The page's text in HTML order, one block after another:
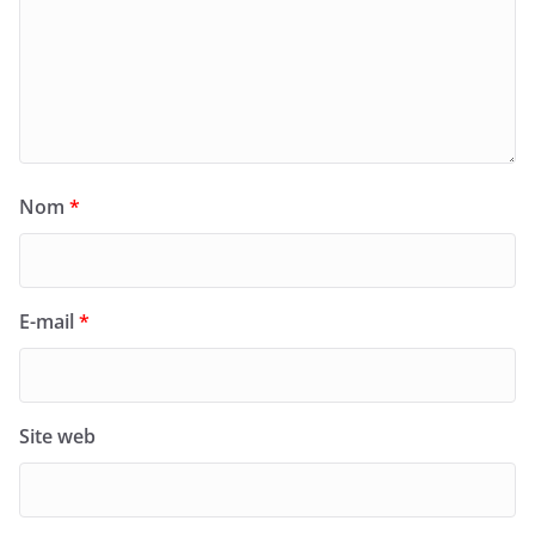
Nom *
E-mail*
Site web